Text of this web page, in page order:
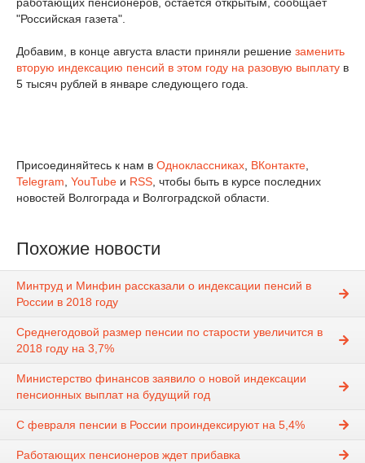
"Российская газета".
Добавим, в конце августа власти приняли решение заменить
вторую индексацию пенсий в этом году на разовую выплату в
5 тысяч рублей в январе следующего года.
Присоединяйтесь к нам в Одноклассниках ВКонтакте
Telegram YouTube и RSS , чтобы быть в курсе последних
новостей Волгограда и Волгоградской области.
Похожие новости
Минтруд и Минфин рассказали о индексации пенсий в
России в 2018 году
Среднегодовой размер пенсии по старости увеличится в
2018 году на 3,7%
Министерство финансов заявило о новой индексации
пенсионных выплат на будущий год
С февраля пенсии в России проиндексируют на 5,4%
Работающих пенсионеров ждет прибавка